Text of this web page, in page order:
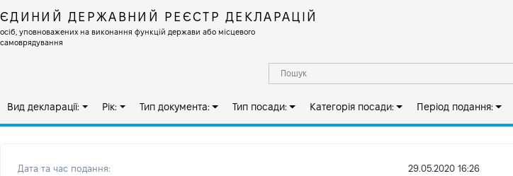
ЄДИНИЙ ДЕРЖАВНИЙ РЕЄСТР ДЕКЛАРАЦІЙ
осіб, уповноважених на виконання функцій держави або місцевого
самоврядування
Вид декларації: Рік: Тип документа: Тип посади: Категорія посади: Період подання:
Дата та час подання: 29.05.2020 16:26